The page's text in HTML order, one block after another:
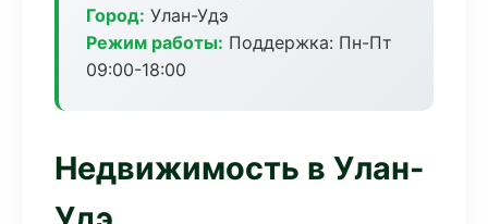
Город: Улан-Удэ
Режим работы: Поддержка: Пн-Пт
09:00-18:00
Недвижимость в Улан-